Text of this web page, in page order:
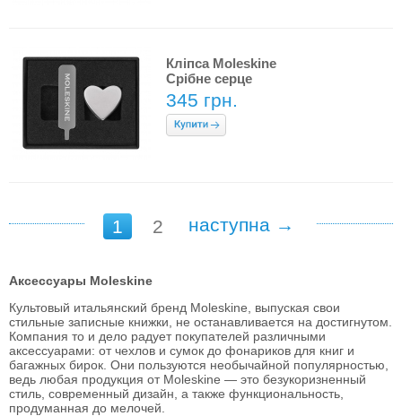
Кліпса Moleskine
Срібне серце
345 грн.
1 2 наступна →
Аксессуары Moleskine
Культовый итальянский бренд Moleskine, выпуская свои
стильные записные книжки, не останавливается на достигнутом.
Компания то и дело радует покупателей различными
аксессуарами: от чехлов и сумок до фонариков для книг и
багажных бирок. Они пользуются необычайной популярностью,
ведь любая продукция от Moleskine — это безукоризненный
стиль, современный дизайн, а также функциональность,
продуманная до мелочей.